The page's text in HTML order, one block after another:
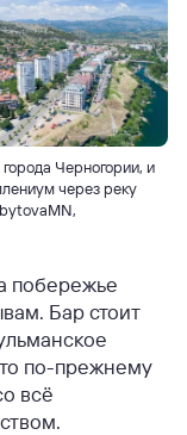
Черногории, и
через реку
побережье
Бар стоит
по-прежнему
всё